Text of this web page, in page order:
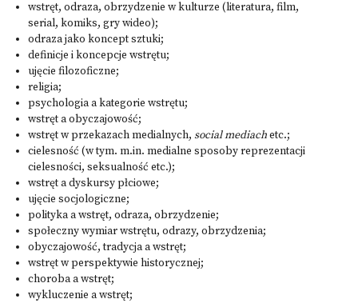
wstręt, odraza, obrzydzenie w kulturze (literatura, film,
serial, komiks, gry wideo);
odraza jako koncept sztuki;
definicje i koncepcje wstrętu;
ujęcie filozoficzne;
religia;
psychologia a kategorie wstrętu;
wstręt a obyczajowość;
wstręt w przekazach medialnych, social mediachetc.;
cielesność (w tym. m.in. medialne sposoby reprezentacji
cielesności, seksualność etc.);
wstręt a dyskursy płciowe;
ujęcie socjologiczne;
polityka a wstręt, odraza, obrzydzenie;
społeczny wymiar wstrętu, odrazy, obrzydzenia;
obyczajowość, tradycja a wstręt;
wstręt w perspektywie historycznej;
choroba a wstręt;
wykluczenie a wstręt;